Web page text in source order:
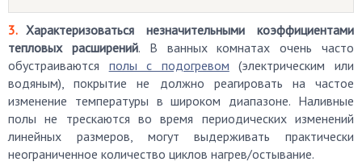
Характеризоваться незначительными коэффициентами
тепловых расширений. В ванных комнатах очень часто
обустраиваются полы с подогревом (электрическим или
водяным), покрытие не должно реагировать на частое
изменение температуры в широком диапазоне. Наливные
полы не трескаются во время периодических изменений
линейных размеров, могут выдерживать практически
неограниченное количество циклов нагрев/остывание.